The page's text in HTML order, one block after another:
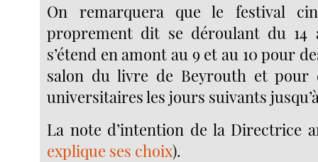
On remarquera que le festival
proprement dit se déroulant du 14
s’étend en amont au 9 et au 10 pour
salon du livre de Beyrouth et pour
universitaires les jours suivants
La note d’intention de la Directrice
explique ses choix).